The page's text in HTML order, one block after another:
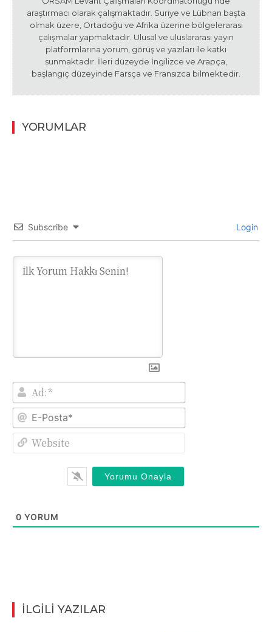
araştırmacı olarak çalışmaktadır. Suriye ve Lübnan başta
olmak üzere, Ortadoğu ve Afrika üzerine bölgelerarası
çalışmalar yapmaktadır. Ulusal ve uluslararası yayın
platformlarına yorum, görüş ve yazıları ile katkı
sunmaktadır. İleri düzeyde İngilizce ve Arapça,
başlangıç düzeyinde Farsça ve Fransızca bilmektedir.
YORUMLAR
Subscribe Login
Ad:*
E-
0 YORUM
İLGİLİ YAZILAR